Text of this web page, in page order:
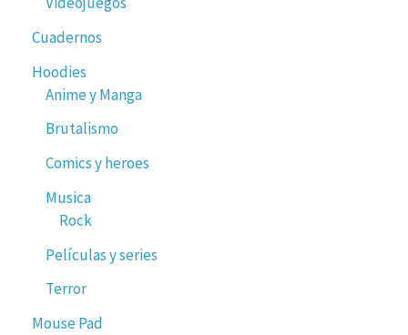
Cuadernos
Hoodies
Anime y Manga
Brutalismo
Comics y heroes
Musica
Rock
Películas y series
Terror
Mouse Pad